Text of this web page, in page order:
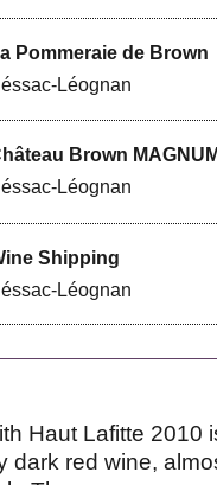
Pommeraie de Brown
Léognan
Brown MAGNUM
Léognan
Shipping
Léognan
Haut Lafitte 2010
dark red wine,